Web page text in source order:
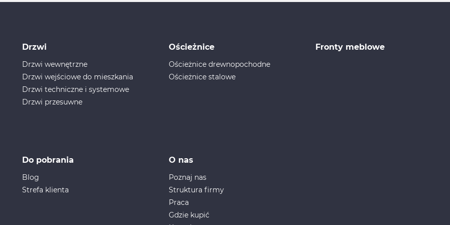
Drzwi
Drzwi wewnętrzne
Drzwi wejściowe do mieszkania
Drzwi techniczne i systemowe
Drzwi przesuwne
Ościeżnice
Ościeżnice drewnopochodne
Ościeżnice stalowe
Fronty meblowe
Do pobrania
Blog
Strefa klienta
O nas
Poznaj nas
Struktura firmy
Praca
Gdzie kupić